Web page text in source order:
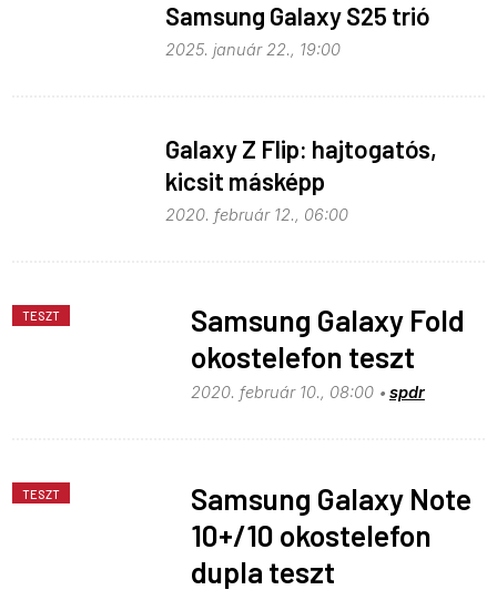
Samsung Galaxy S25 trió
2025. január 22., 19:00
Galaxy Z Flip: hajtogatós,
kicsit másképp
2020. február 12., 06:00
TESZT
Samsung Galaxy Fold
okostelefon teszt
2020. február 10., 08:00 spdr
TESZT
Samsung Galaxy Note
10+/10 okostelefon
dupla teszt